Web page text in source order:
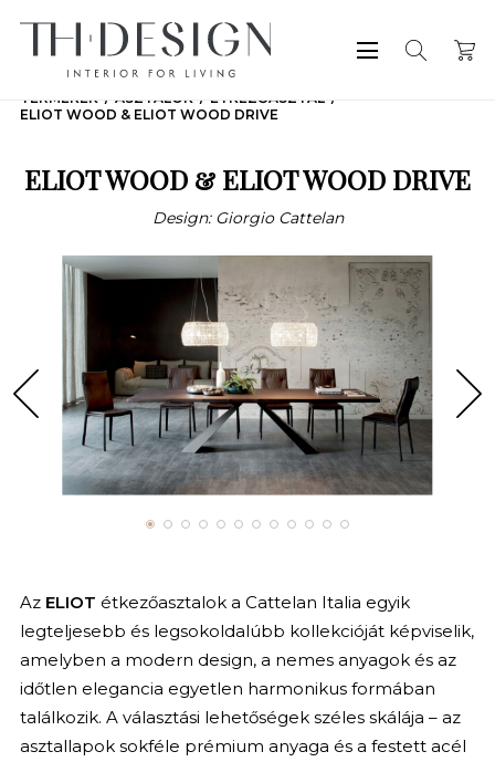
TERMÉKEK ASZTALOK
ÉTKEZŐASZTAL
ELIOT WOOD & ELIOT WOOD DRIVE
ELIOT WOOD & ELIOT WOOD DRIVE
Design: Giorgio Cattelan
Az ELIOT étkezőasztalok a Cattelan Italia egyik
legteljesebb és legsokoldalúbb kollekcióját képviselik,
amelyben a modern design, a nemes anyagok és az
időtlen elegancia egyetlen harmonikus formában
találkozik. A választási lehetőségek széles skálája – az
asztallapok sokféle prémium anyaga és a festett acél